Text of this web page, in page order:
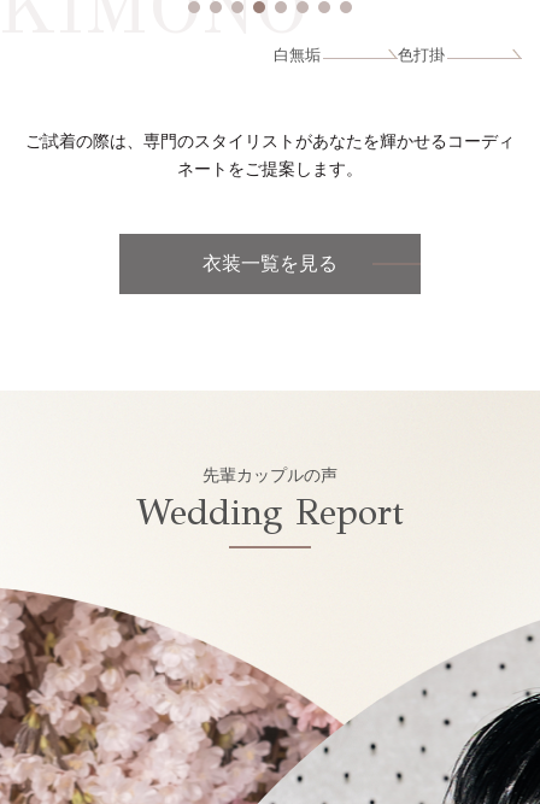
白無垢 色打掛
ご試着の際は、専門のスタイリストがあなたを輝かせるコーディ
ネートをご提案します。
衣装一覧を見る
先輩カップルの声
Wedding Report